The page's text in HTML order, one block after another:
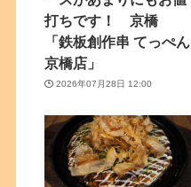
打ちです！ 京橋
「鉄板創作串 てっぺん
京橋店」
2026年07月28日 12:00